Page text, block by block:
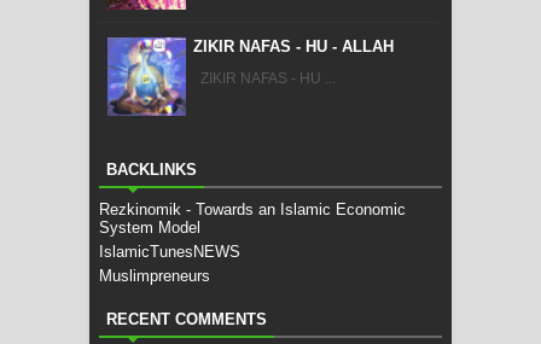
ZIKIR NAFAS - HU - ALLAH
ZIKIR NAFAS - HU ...
BACKLINKS
Rezkinomik - Towards an Islamic Economic
System Model
IslamicTunesNEWS
Muslimpreneurs
RECENT COMMENTS